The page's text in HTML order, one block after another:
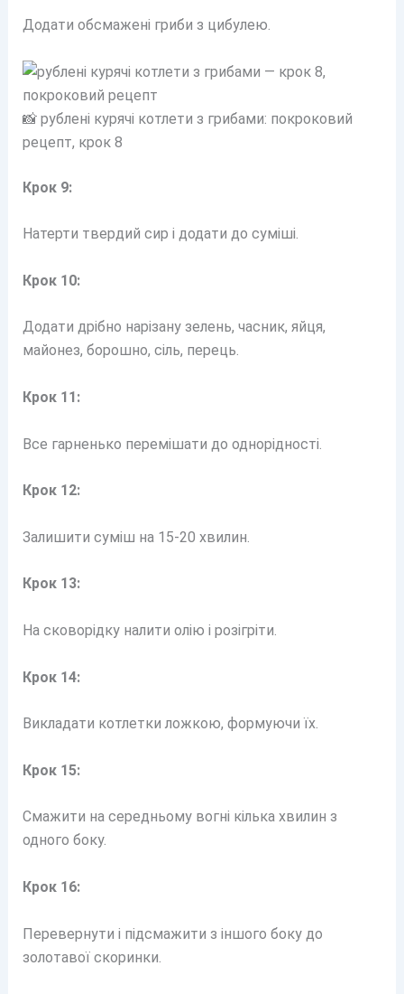
Додати обсмажені гриби з цибулею.
📸 рублені курячі котлети з грибами: покроковий
рецепт, крок 8
Крок 9:
Натерти твердий сир і додати до суміші.
Крок 10:
Додати дрібно нарізану зелень, часник, яйця,
майонез, борошно, сіль, перець.
Крок 11:
Все гарненько перемішати до однорідності.
Крок 12:
Залишити суміш на 15-20 хвилин.
Крок 13:
На сковорідку налити олію і розігріти.
Крок 14:
Викладати котлетки ложкою, формуючи їх.
Крок 15:
Смажити на середньому вогні кілька хвилин з
одного боку.
Крок 16:
Перевернути і підсмажити з іншого боку до
золотавої скоринки.